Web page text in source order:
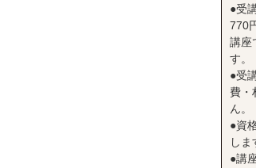
●受
770
講座
す。
●受
費・
ん。
●資
し
●講